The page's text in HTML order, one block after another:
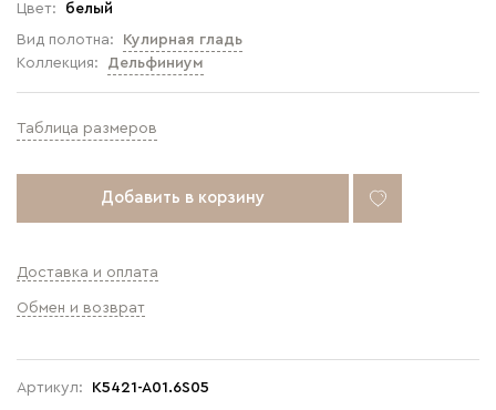
Артикул:
K5421-A01.6S05
Коллекция: Дельфиниум
Вид полотна: Кулирная гладь
Цвет: белый
Таблица размеров
Добавить в корзину
Доставка и оплата
Обмен и возврат